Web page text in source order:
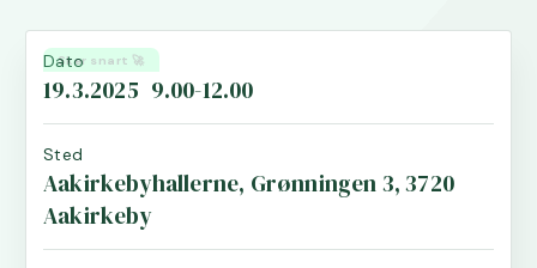
Sker snart 🚀
Dato
19.3.2025 9.00-12.00
Sted
Aakirkebyhallerne, Grønningen 3, 3720
Aakirkeby